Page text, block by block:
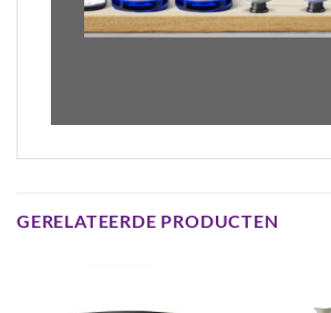
GERELATEERDE PRODUCTEN